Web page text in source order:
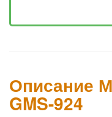
Описание
GMS-924